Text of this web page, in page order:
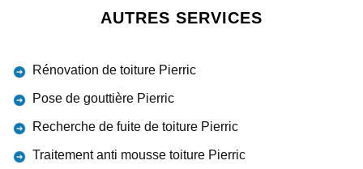
AUTRES SERVICES
Rénovation de toiture Pierric
Pose de gouttière Pierric
Recherche de fuite de toiture Pierric
Traitement anti mousse toiture Pierric